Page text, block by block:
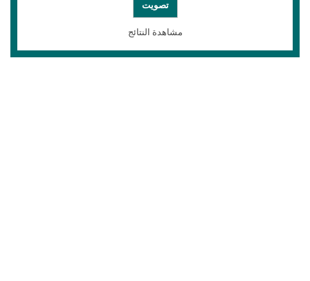
مشاهدة النتائج